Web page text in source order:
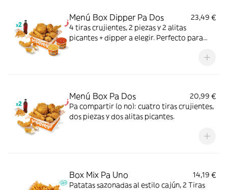
Menú Box Dipper Pa Dos
23,49 €
4 tiras crujientes, 2 piezas y 2 alitas
picantes + dipper a elegir. Perfecto para
Menú Box Pa Dos
20,99 €
Pa compartir (o no): cuatro tiras crujientes,
dos piezas y dos alitas picantes.
Box Mix Pa Uno
14,19 €
Patatas sazonadas al estilo cajún, 2 Tiras